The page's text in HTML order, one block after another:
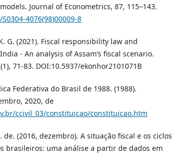
Journal of Econometrics, 87, 115–143.
4076(98)00009-8
G. (2021). Fiscal responsibility law and
- An analysis of Assam’s fiscal scenario.
71-83. DOI:10.5937/ekonhor2101071B
Federativa do Brasil de 1988. (1988).
2020, de
ccivil_03/constituicao/constituicao.htm
de. (2016, dezembro). A situação fiscal e os ciclos
brasileiros: uma análise a partir de dados em